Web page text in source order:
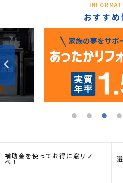
おすすめ
補助金を使ってお得に窓リノ
ベ！